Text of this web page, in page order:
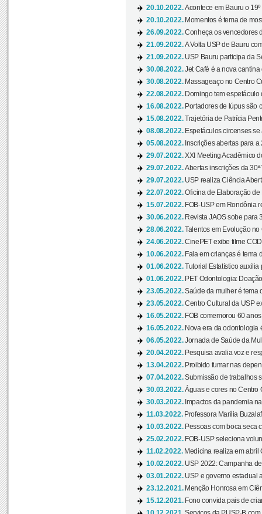
20.10.2022.Acontece em Bauru o 19º
20.10.2022. Momentos é tema de
26.09.2022.Conheça os vencedores
21.09.2022.A Volta USP de Bauru
21.09.2022. USP Bauru participa da
30.08.2022.Jet Café é a nova
30.08.2022. Massageaço no Centro
22.08.2022. Domingo tem espetáculo
16.08.2022. Portadores de lúpus são
15.08.2022.Trajetória de Patrícia
08.08.2022. Espetáculos circenses
05.08.2022. Inscrições abertas para a
29.07.2022.XXI Meeting Acadêmico
29.07.2022.Abertas inscrições da 30ª
29.07.2022. USP realiza Ciência
22.07.2022.Oficina de Elaboração de
15.07.2022. FOB-USP em Rondônia
30.06.2022. Revista JAOS sobe para
28.06.2022.Talentos em Evolução no
24.06.2022.CinePET exibe filme
10.06.2022. Fala em crianças é tema
01.06.2022.Tutorial Estatístico auxilia
01.06.2022. PET Odontologia:
23.05.2022.Saúde da mulher é tema
23.05.2022.Centro Cultural da USP
16.05.2022. FOB comemorou 60
16.05.2022. Nova era da odontologia
06.05.2022.Jornada de Saúde da
20.04.2022. Pesquisa avalia voz e
13.04.2022. Proibido fumar nas
07.04.2022.Submissão de trabalhos
30.03.2022.Águas e cores no Centro
30.03.2022. Impactos da pandemia
11.03.2022. Professora Marília
10.03.2022. Pessoas com boca seca
25.02.2022. FOB-USP seleciona
11.02.2022. Medicina realiza em abril
10.02.2022. USP 2022: Campanha
03.01.2022. USP e governo estadual
23.12.2021. Menção Honrosa em
15.12.2021. Fono convida pais de